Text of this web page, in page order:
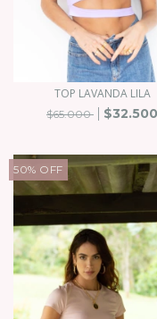
TOP LAVANDA LILA
$65.000 $32.500
50% OFF